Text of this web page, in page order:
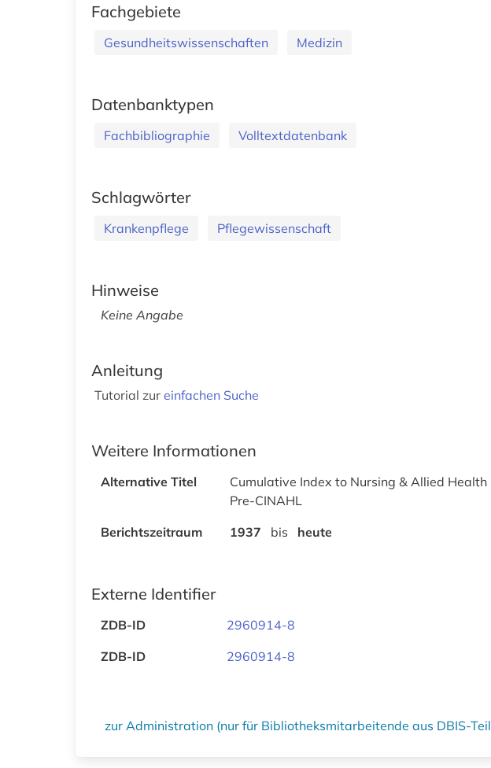
Fachgebiete
Gesundheitswissenschaften Medizin
Datenbanktypen
Fachbibliographie Volltextdatenbank
Schlagwörter
Krankenpflege Pflegewissenschaft
Hinweise
Keine Angabe
Anleitung
Tutorial zur einfachen Suche
Weitere Informationen
Alternative Titel
Cumulative Index to Nursing & Allied Health
Pre-CINAHL
Berichtszeitraum
1937 bis heute
Externe Identifier
ZDB-ID
2960914-8
ZDB-ID
2960914-8
zur Administration (nur für Bibliotheksmitarbeitende aus DBIS-